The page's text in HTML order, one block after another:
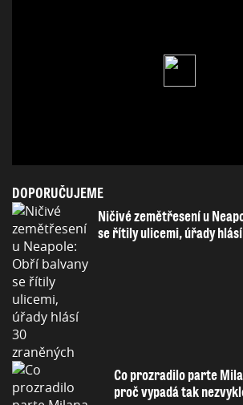
DOPORUČUJEME
Ničivé zemětřesení u
se řítily ulicemi, úřady
Co prozradilo parte
proč vypadá tak